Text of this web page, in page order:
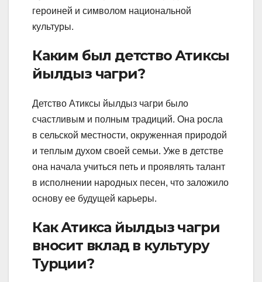
героиней и символом национальной
культуры.
Каким был детство Атиксы
йылдыз чагри?
Детство Атиксы йылдыз чагри было
счастливым и полным традиций. Она росла
в сельской местности, окруженная природой
и теплым духом своей семьи. Уже в детстве
она начала учиться петь и проявлять талант
в исполнении народных песен, что заложило
основу ее будущей карьеры.
Как Атикса йылдыз чагри
вносит вклад в культуру
Турции?